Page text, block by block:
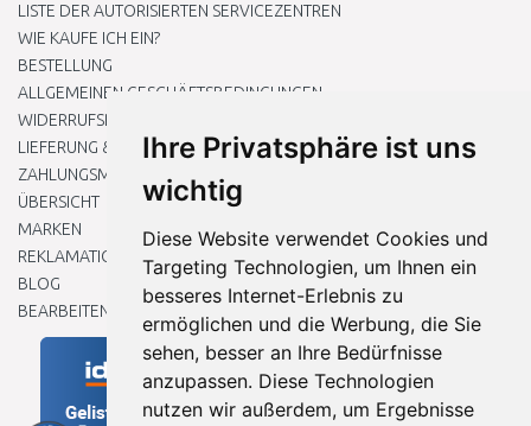
Ihre Privatsphäre ist uns
wichtig
Diese Website verwendet Cookies und
Targeting Technologien, um Ihnen ein
besseres Internet-Erlebnis zu
ermöglichen und die Werbung, die Sie
sehen, besser an Ihre Bedürfnisse
anzupassen. Diese Technologien
nutzen wir außerdem, um Ergebnisse
LISTE DER AUTORISIERTEN SERVICEZENTREN
WIE KAUFE ICH EIN?
BESTELLUNG
ALLGEMEINEN GESCHÄFTSBEDINGUNGEN
WIDERRUFSRECHT
LIEFERUNG & ZAHLUNG
ZAHLUNGSMETHODEN
ÜBERSICHT
MARKEN
REKLAMATIONEN UND RETOUREN
BLOG
BEARBEITEN SIE MEINE COOKIE-EINSTELLUNGEN